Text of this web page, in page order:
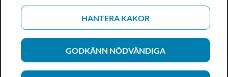
HANTERA KAKOR
GODKÄNN NÖDVÄNDIGA